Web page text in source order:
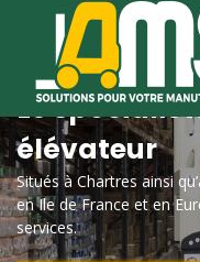
Le
élévateur
Situés à Chartres ainsi
en Ile de France et en
services.